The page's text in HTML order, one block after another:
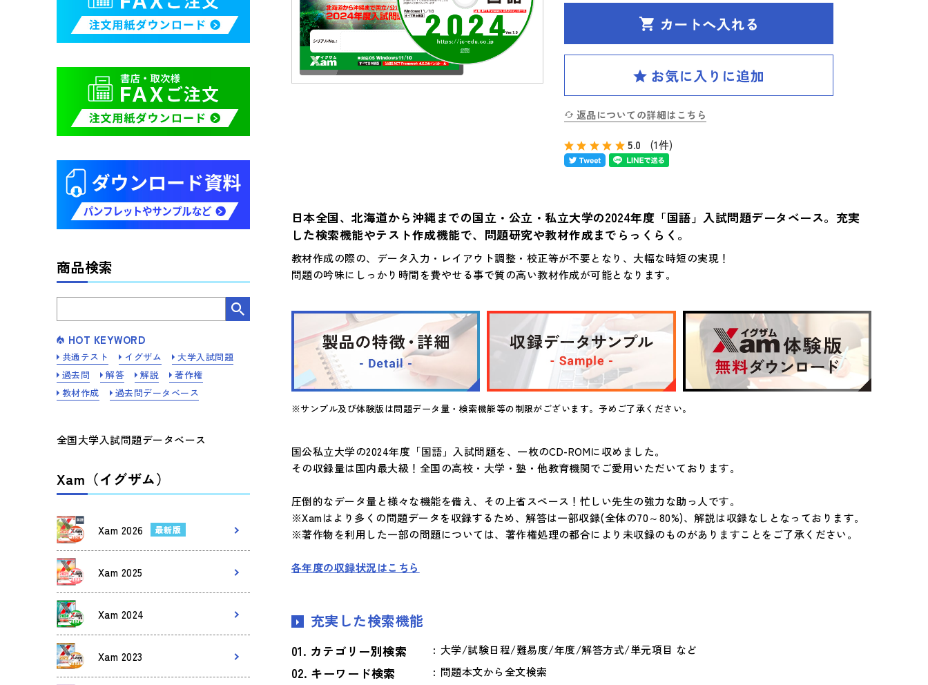
返品についての詳細はこちら
5.0 (1件)
日本全国、北海道から沖縄までの国立・公立・私立大学の2024年度「国語」入試問題データベース。充実
した検索機能やテスト作成機能で、問題研究や教材作成までらっくらく。
教材作成の際の、データ入力・レイアウト調整・校正等が不要となり、大幅な時短の実現！
問題の吟味にしっかり時間を費やせる事で質の高い教材作成が可能となります。
※サンプル及び体験版は問題データ量・検索機能等の制限がございます。予めご了承ください。
国公私立大学の2024年度「国語」入試問題を、一枚のCD-ROMに収めました。
その収録量は国内最大級！全国の高校・大学・塾・他教育機関でご愛用いただいております。
圧倒的なデータ量と様々な機能を備え、その上省スペース！忙しい先生の強力な助っ人です。
※Xamはより多くの問題データを収録するため、解答は一部収録(全体の70～80%)、解説は収録なしとなっております。
※著作物を利用した一部の問題については、著作権処理の都合により未収録のものがありますことをご了承ください。
各年度の収録状況はこちら
充実した検索機能
カテゴリー別検索 大学/試験日程/難易度/年度/解答方式/単元項目 など
キーワード検索 問題本文から全文検索
商品検索
HOT KEYWORD
共通テスト イグザム
大学入試問題
過去問
解答 解説
著作権
教材作成
過去問データベース
全国大学入試問題データベース
Xam（イグザム）
Xam 2026 最新版
Xam 2025
Xam 2024
Xam 2023